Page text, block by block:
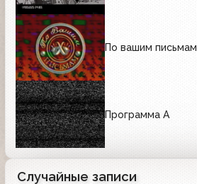
По вашим письмам
Программа А
Случайные записи